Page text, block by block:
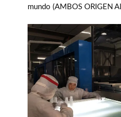
mundo (AMBOS ORIGEN